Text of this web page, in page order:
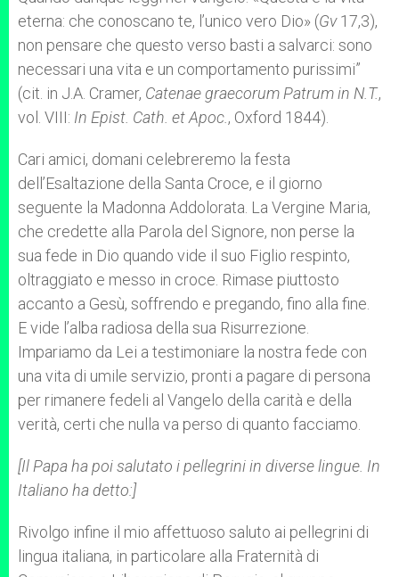
eterna: che conoscano te, l’unico vero Dio» (Gv17,3),
non pensare che questo verso basti a salvarci: sono
necessari una vita e un comportamento purissimi”
(cit. in J.A. Cramer, Catenae graecorum Patrum in N.T.,
vol. VIII: In Epist. Cath. et Apoc. , Oxford 1844).
Cari amici, domani celebreremo la festa
dell’Esaltazione della Santa Croce, e il giorno
seguente la Madonna Addolorata. La Vergine Maria,
che credette alla Parola del Signore, non perse la
sua fede in Dio quando vide il suo Figlio respinto,
oltraggiato e messo in croce. Rimase piuttosto
accanto a Gesù, soffrendo e pregando, fino alla fine.
E vide l’alba radiosa della sua Risurrezione.
Impariamo da Lei a testimoniare la nostra fede con
una vita di umile servizio, pronti a pagare di persona
per rimanere fedeli al Vangelo della carità e della
verità, certi che nulla va perso di quanto facciamo.
[Il Papa ha poi salutato i pellegrini in diverse lingue. In
Italiano ha detto:]
Rivolgo infine il mio affettuoso saluto ai pellegrini di
lingua italiana, in particolare alla Fraternità di